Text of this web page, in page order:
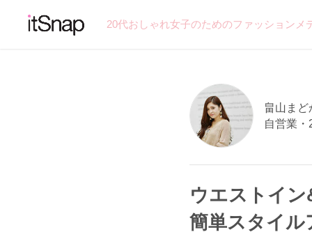
20代おしゃれ女子のためのファッション
畠山まど
自営業・
ウエストイ
簡単スタイル